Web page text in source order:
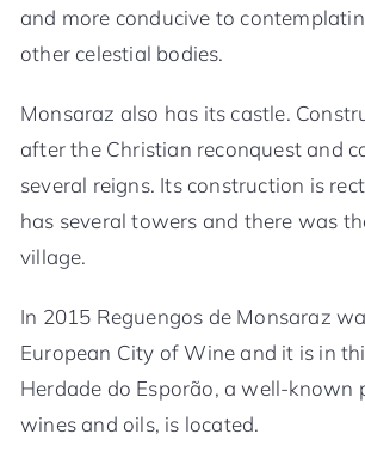
and more conducive to
other celestial bodies.
Monsaraz also has its castle.
after the Christian reconquest and
several reigns. Its construction is
has several towers and there was
village.
In 2015 Reguengos de Monsaraz
European City of Wine and it is in
Herdade do Esporão, a well-known
wines and oils, is located.